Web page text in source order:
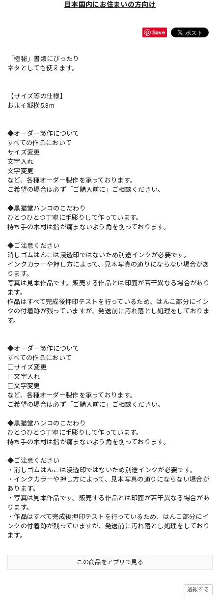
日本国内にお住まいの方向け
Save
「極秘」書類にぴったり
ネタとしても使えます。
【サイズ等の仕様】
およそ縦横5.3m
◆オーダー製作について
すべての作品において
サイズ変更
文字入れ
文字変更
など、各種オーダー製作を承っております。
ご希望の場合は必ず「ご購入前に」ご相談ください。
◆黒猫堂ハンコのこだわり
ひとつひとつ丁寧に手彫りして作っています。
持ち手の木材は指が痛まないよう角を削っております。
◆ご注意ください
消しゴムはんこは浸透印ではないため別途インクが必要です。
インクカラーや押し方によって、見本写真の通りにならない場合があ
ります。
写真は見本作品です。販売する作品とは印面が若干異なる場合があり
ます。
作品はすべて完成後押印テストを行っているため、はんこ部分にイン
クの付着跡が残っていますが、発送前に汚れ落とし処理をしておりま
す。
◆オーダー製作について
すべての作品において
□サイズ変更
□文字入れ
□文字変更
など、各種オーダー製作を承っております。
ご希望の場合は必ず「ご購入前に」ご相談ください。
◆黒猫堂ハンコのこだわり
ひとつひとつ丁寧に手彫りして作っています。
持ち手の木材は指が痛まないよう角を削っております。
◆ご注意ください
・消しゴムはんこは浸透印ではないため別途インクが必要です。
・インクカラーや押し方によって、見本写真の通りにならない場合が
あります。
・写真は見本作品です。販売する作品とは印面が若干異なる場合があ
ります。
・作品はすべて完成後押印テストを行っているため、はんこ部分にイ
ンクの付着跡が残っていますが、発送前に汚れ落とし処理をしており
ます。
この商品をアプリで見る
通報する